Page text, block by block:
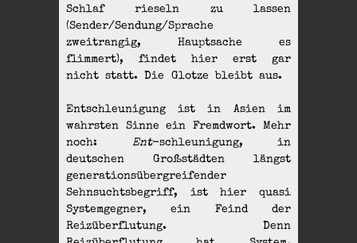
Schlaf rieseln zu lassen
(Sender/Sendung/Sprache
zweitrangig, Hauptsache es
flimmert), findet hier erst gar
nicht statt. Die Glotze bleibt aus.
Entschleunigung ist in Asien im
wahrsten Sinne ein Fremdwort. Mehr
noch:
Ent-schleunigung, in
deutschen Großstädten längst
generationsübergreifender
Sehnsuchtsbegriff, ist hier quasi
Systemgegner, ein Feind der
Reizüberflutung. Denn